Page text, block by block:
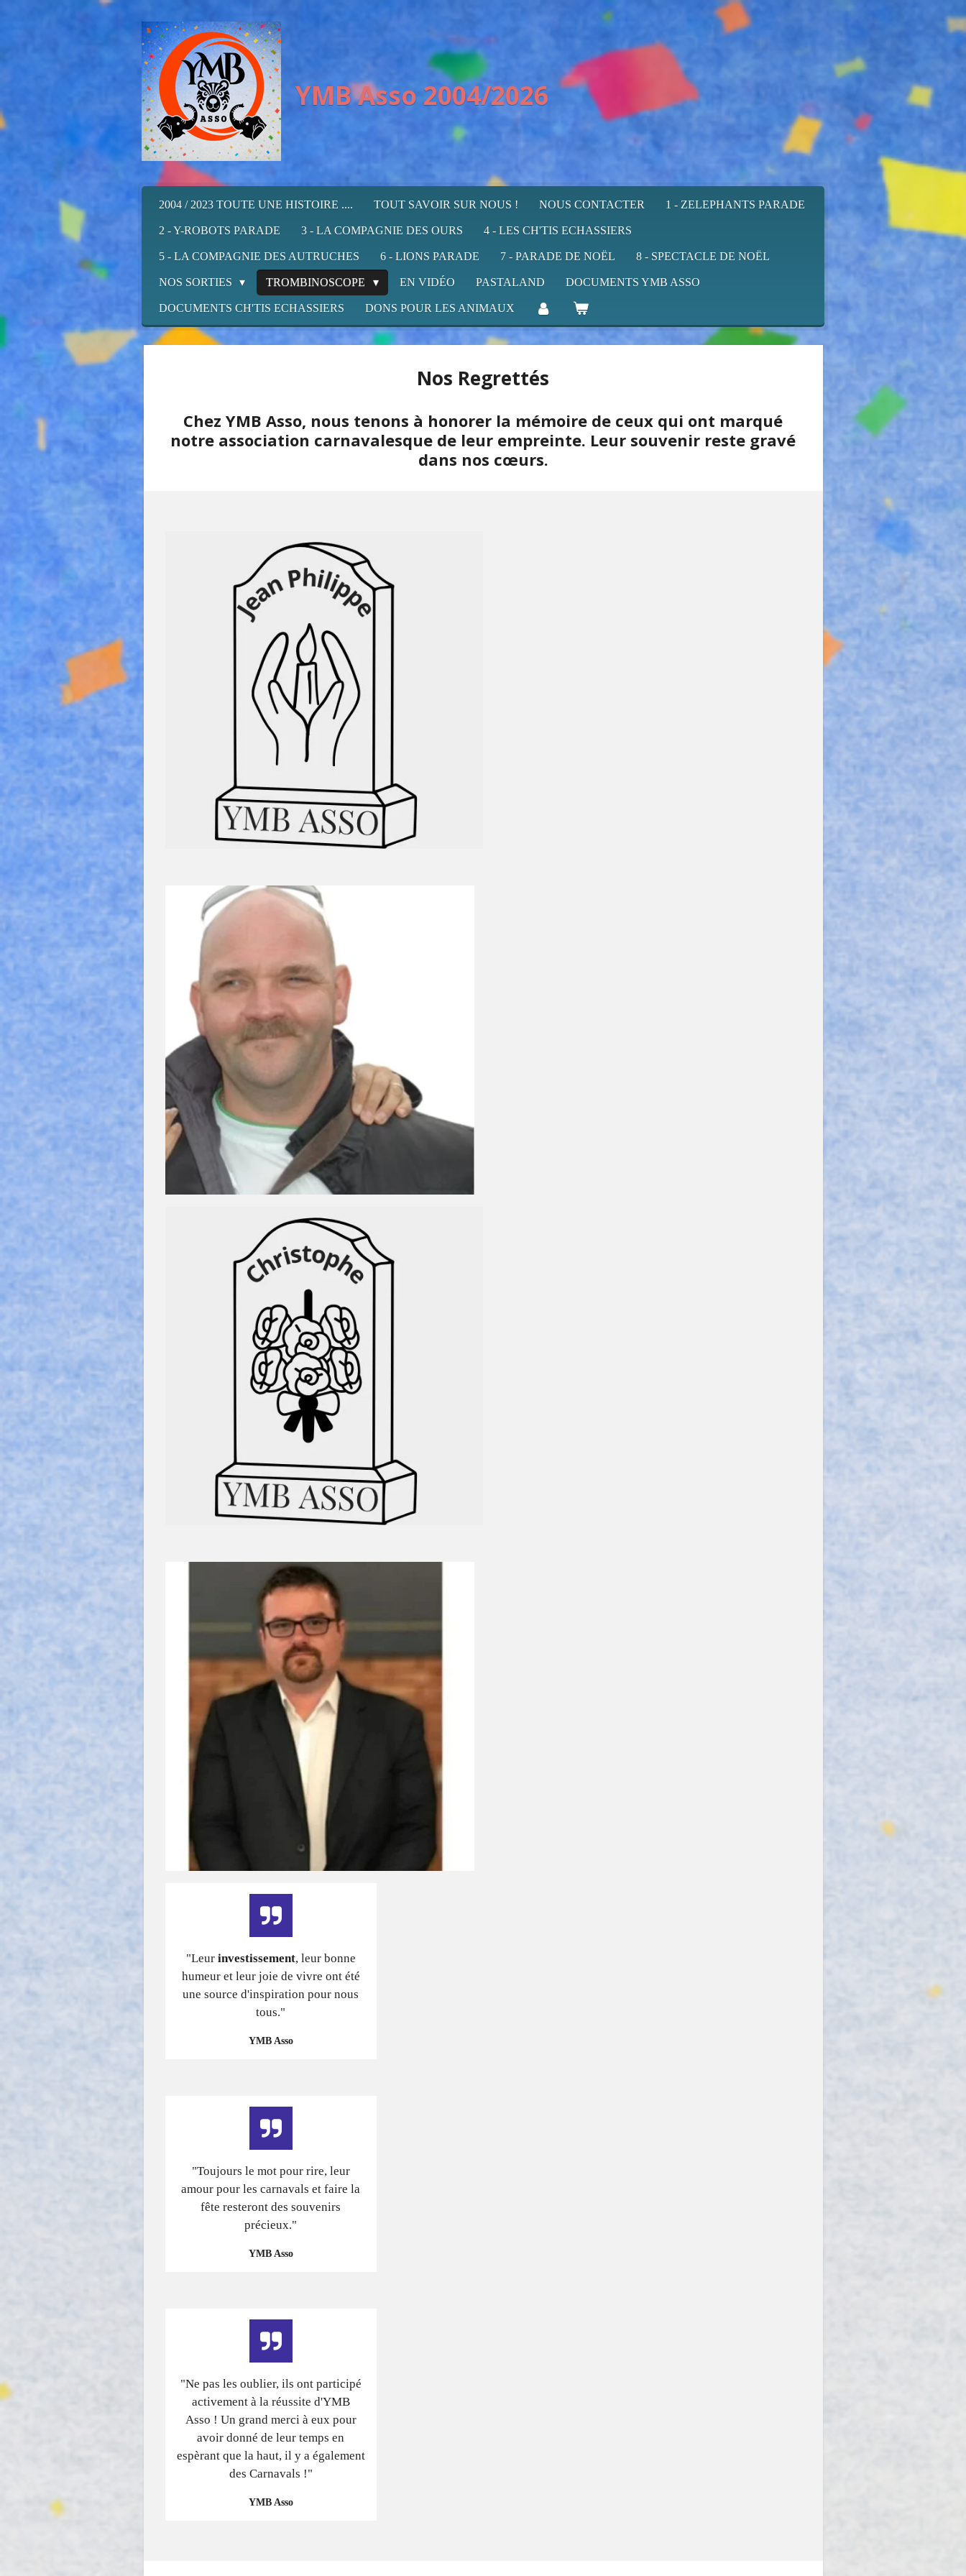
YMB Asso 2004/2026
2004 / 2023 TOUTE UNE HISTOIRE .... TOUT SAVOIR SUR NOUS ! NOUS CONTACTER 1 - ZELEPHANTS PARADE
2 - Y-ROBOTS PARADE 3 - LA COMPAGNIE DES OURS 4 - LES CH'TIS ECHASSIERS
5 - LA COMPAGNIE DES AUTRUCHES 6 - LIONS PARADE 7 - PARADE DE NOËL 8 - SPECTACLE DE NOËL
NOS SORTIES TROMBINOSCOPE EN VIDÉO PASTALAND DOCUMENTS YMB ASSO
DOCUMENTS CH'TIS ECHASSIERS DONS POUR LES ANIMAUX
Nos Regrettés
Chez YMB Asso, nous tenons à honorer la mémoire de ceux qui ont marqué
notre association carnavalesque de leur empreinte. Leur souvenir reste gravé
dans nos cœurs.
"Leur investissement, leur bonne
humeur et leur joie de vivre ont été
une source d'inspiration pour nous
tous."
YMB Asso
"Toujours le mot pour rire, leur
amour pour les carnavals et faire la
fête resteront des souvenirs
précieux."
YMB Asso
"Ne pas les oublier, ils ont participé
activement à la réussite d'YMB
Asso ! Un grand merci à eux pour
avoir donné de leur temps en
espèrant que la haut, il y a également
des Carnavals !"
YMB Asso